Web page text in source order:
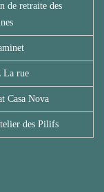
de retraite des
La rue
Casa Nova
des Pilifs